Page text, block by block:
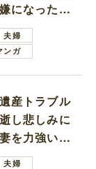
になった義
夫婦
ンガ
産トラブル
し悲しみに
を力強い言
夫婦